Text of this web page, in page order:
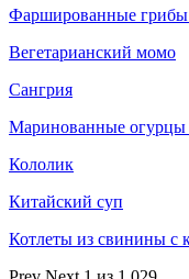
Фаршированные грибы
Вегетарианский момо
Сангрия
Маринованные огурцы
Кололик
Китайский суп
Котлеты из свинины с